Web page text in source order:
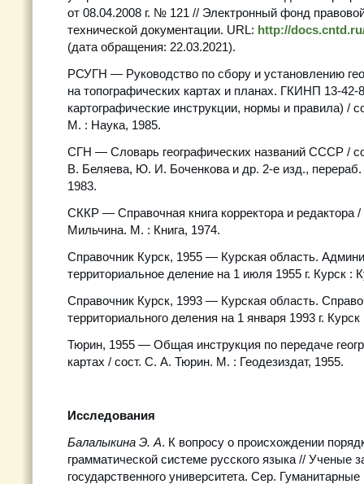
от 08.04.2008 г. № 121 // Электронный фонд
технической документации. URL: http://
(дата обращения: 22.03.2021).
РСУГН — Руководство по сбору и установлению
на топографических картах и планах. ГКИНП 13-42-
картографические инструкции, нормы и правила) /
М. : Наука, 1985.
СГН — Словарь географических названий СССР /
В. Беляева, Ю. И. Боченкова и др. 2-е изд.,
1983.
СККР — Справочная книга корректора и
Мильчина. М. : Книга, 1974.
Справочник Курск, 1955 — Курская область.
территориальное деление на 1 июля 1955 г. Курск :
Справочник Курск, 1993 — Курская область.
территориального деления на 1 января 1993 г.
Тюрин, 1955 — Общая инструкция по передаче
картах / сост. С. А. Тюрин. М. : Геодезиздат, 1955.
Исследования
Балалыкина Э. А. К вопросу о происхождении
грамматической системе русского языка // Ученые
государственного университета. Сер.